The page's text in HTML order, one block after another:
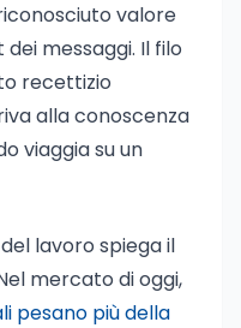
valore
messaggi. Il filo
recettizio
alla conoscenza
viaggia su un
lavoro spiega il
mercato di oggi,
pesano più della